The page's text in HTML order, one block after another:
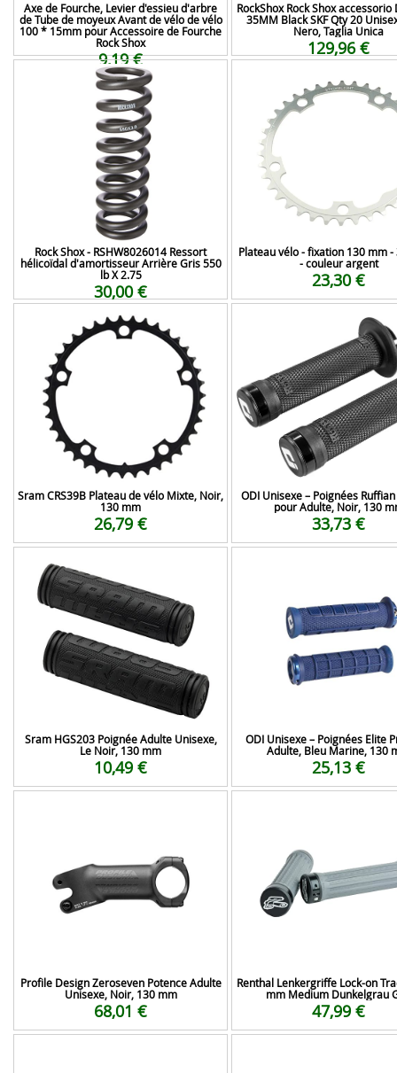
Axe de Fourche, Levier d'essieu d'arbre
de Tube de moyeux Avant de vélo de vélo
100 * 15mm pour Accessoire de Fourche
Rock Shox
9,19 €
RockShox Rock Shox accessorio
35MM Black SKF Qty 20
Nero, Taglia Unica
129,96 €
Rock Shox - RSHW8026014 Ressort
hélicoïdal d'amortisseur Arrière Gris 550
lb X 2.75
30,00 €
Plateau vélo - fixation 130 mm -
- couleur argent
23,30 €
Sram CRS39B Plateau de vélo Mixte, Noir,
130 mm
26,79 €
ODI Unisexe – Poignées
pour Adulte, Noir, 130
33,73 €
Sram HGS203 Poignée Adulte Unisexe,
Le Noir, 130 mm
10,49 €
ODI Unisexe – Poignées Elite
Adulte, Bleu Marine, 130
25,13 €
Profile Design Zeroseven Potence Adulte
Unisexe, Noir, 130 mm
68,01 €
Renthal Lenkergriffe Lock-on
mm Medium Dunkelgrau
47,99 €